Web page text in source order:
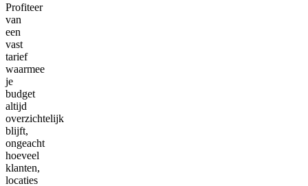
Profiteer
van
een
vast
tarief
waarmee
je
budget
altijd
overzichtelijk
blijft,
ongeacht
hoeveel
klanten,
locaties